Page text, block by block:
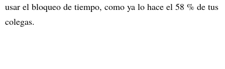
usar el bloqueo de tiempo, como ya lo hace el 58 % de tus
colegas.